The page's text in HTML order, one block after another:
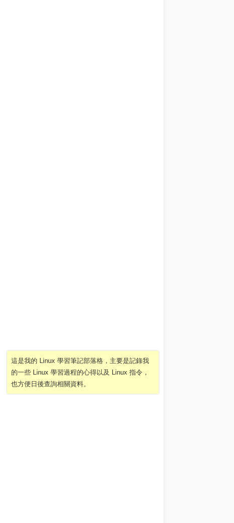
這是我的 Linux 學習筆記部落格，主要是記錄我
的一些 Linux 學習過程的心得以及 Linux 指令，
也方便日後查詢相關資料。